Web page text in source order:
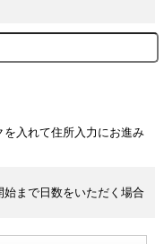
入れて住所入力にお進み
まで日数をいただく場合